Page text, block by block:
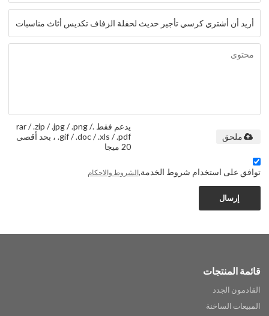
يدعم فقط .rar / .zip / .jpg / .png /
.gif / .doc / .xls / .pdf ، بحد أقصى
20 ميجا
ملحق
توافق على استخدام شروط الخدمة,الشروط والاحكام
إرسال
قائمة المنتجات
القادمون الجدد
المبيعات الساخنة